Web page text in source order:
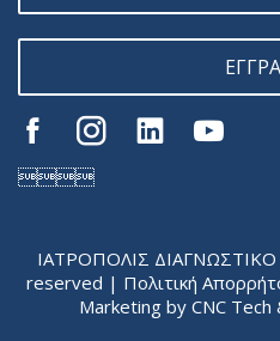

ΙΑΤΡΟΠΟΛΙΣ
reserved | Πολιτική
Marketing by CNC Tech